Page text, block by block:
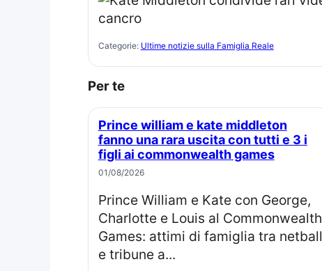
Categorie: Ultime notizie sulla Famiglia Reale
Per te
Prince william e kate middleton
fanno una rara uscita con tutti e 3 i
figli ai commonwealth games
01/08/2026
Prince William e Kate con George,
Charlotte e Louis al Commonwealth
Games: attimi di famiglia tra netball
e tribune a...